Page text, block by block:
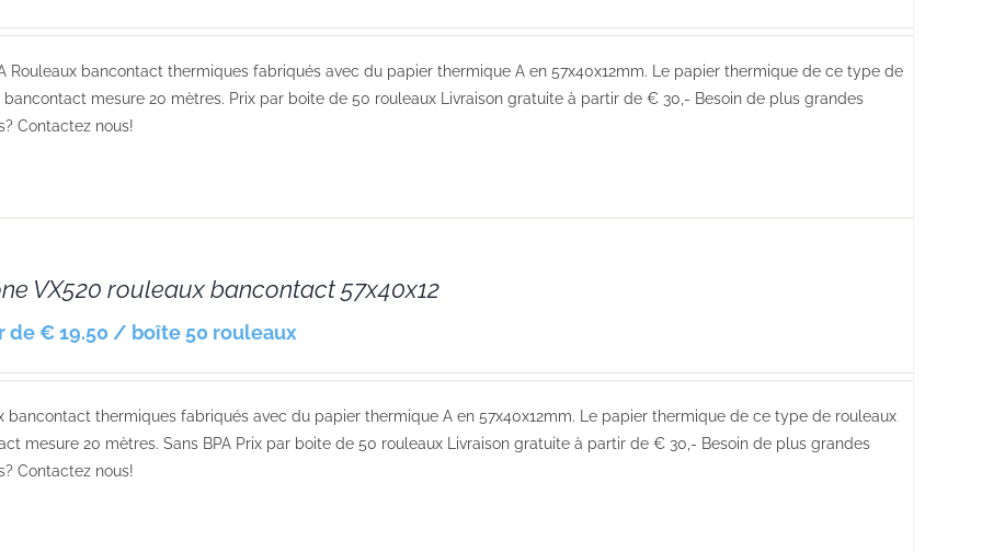
Rouleaux bancontact thermiques fabriqués avec du papier thermique A en 57x40x12mm. Le papier thermique de ce type de
bancontact mesure 20 mètres. Prix par boite de 50 rouleaux Livraison gratuite à partir de € 30,- Besoin de plus grandes
Contactez nous!
VX520 rouleaux bancontact 57x40x12
de € 19.50 / boîte 50 rouleaux
bancontact thermiques fabriqués avec du papier thermique A en 57x40x12mm. Le papier thermique de ce type de rouleaux
mesure 20 mètres. Sans BPA Prix par boite de 50 rouleaux Livraison gratuite à partir de € 30,- Besoin de plus grandes
Contactez nous!